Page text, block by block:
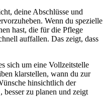
deine Abschlüsse und
Wenn du spezielle
hast, die für die Pflege
auffallen. Das zeigt, dass
sich um eine Vollzeitstelle
klarstellen, wann du zur
hinsichtlich der
zu planen und zeigt